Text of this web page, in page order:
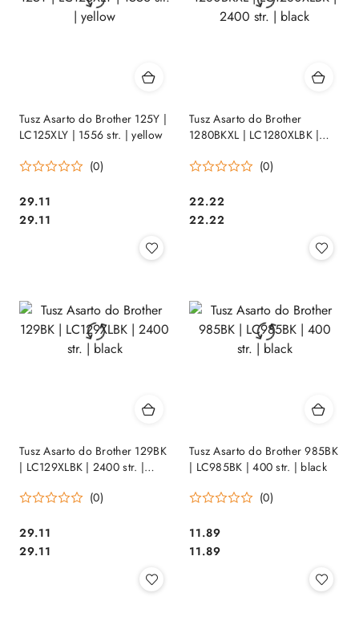
Tusz Asarto do Brother 125Y |
LC125XLY | 1556 str. | yellow
(0)
Cena:
29.11
Cena:
29.11
Tusz Asarto do Brother
1280BKXL | LC1280XLBK |
(0)
Cena:
22.22
Cena:
22.22
Tusz Asarto do Brother 129BK
| LC129XLBK | 2400 str. |
(0)
Cena:
29.11
Cena:
29.11
Tusz Asarto do Brother 985BK
| LC985BK | 400 str. | black
(0)
Cena:
11.89
Cena:
11.89